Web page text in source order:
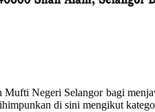
Negeri Selangor bagi
di sini mengikut